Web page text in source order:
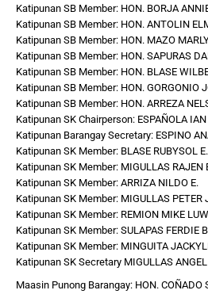
Katipunan SB Member: HON. BORJA
Katipunan SB Member: HON. ANTOLIN
Katipunan SB Member: HON. MAZO
Katipunan SB Member: HON. SAPURAS
Katipunan SB Member: HON. BLASE
Katipunan SB Member: HON. GORGONIO
Katipunan SB Member: HON. ARREZA
Katipunan SK Chairperson: ESPAÑOLA IAN
Katipunan Barangay Secretary: ESPINO
Katipunan SK Member: BLASE RUBYSOL E.
Katipunan SK Member: MIGULLAS RAJEN
Katipunan SK Member: ARRIZA NILDO E.
Katipunan SK Member: MIGULLAS PETER
Katipunan SK Member: REMION MIKE
Katipunan SK Member: SULAPAS FERDIE
Katipunan SK Member: MINGUITA
Katipunan SK Secretary MIGULLAS
Maasin Punong Barangay: HON. COÑADO